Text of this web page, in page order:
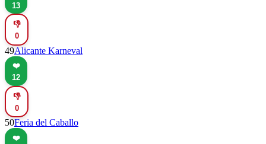
13
👎
0
49Alicante Karneval
❤️
12
👎
0
50Feria del Caballo
❤️